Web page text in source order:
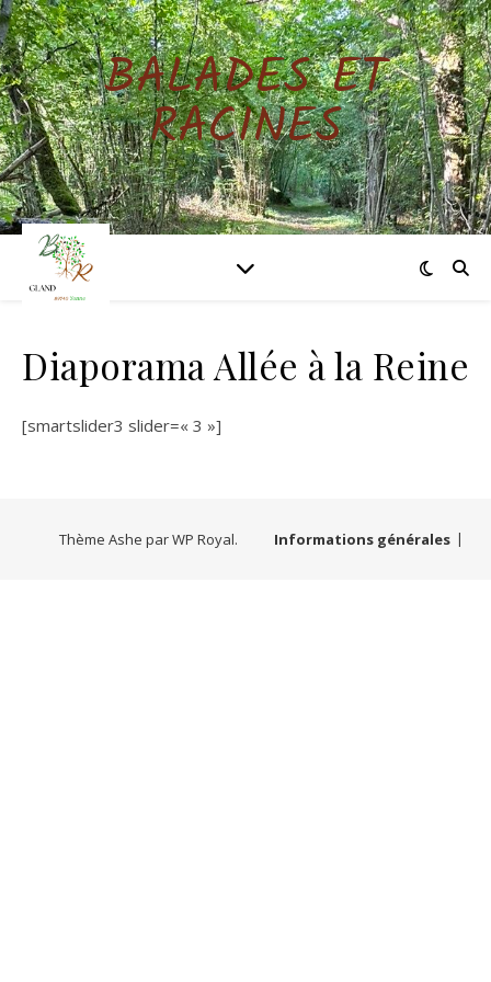
BALADES ET
RACINES
Diaporama Allée à la Reine
[smartslider3 slid­er=« 3 »]
Informations générales
Thème Ashe parWP Royal.